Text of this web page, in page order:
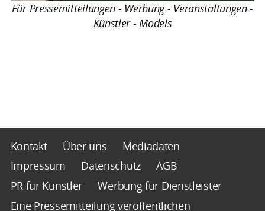
Für Pressemitteilungen - Werbung - Veranstaltungen -
Künstler - Models
Kontakt Über uns
Mediadaten
Impressum
Datenschutz
AGB
PR für Künstler
Werbung für Dienstleister
Eine Pressemitteilung veröffentlichen